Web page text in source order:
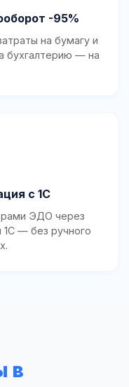
-95%
на бумагу и
бухгалтерию — на
с 1С
ЭДО через
1С — без ручного
в